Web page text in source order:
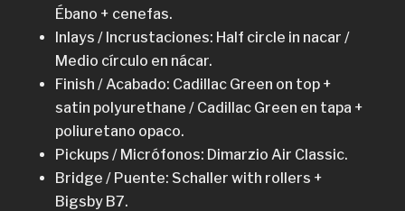
Ébano + cenefas.
Inlays / Incrustaciones: Half circle in nacar /
Medio círculo en nácar.
Finish / Acabado: Cadillac Green on top +
satin polyurethane / Cadillac Green en tapa +
poliuretano opaco.
Pickups / Micrófonos: Dimarzio Air Classic.
Bridge / Puente: Schaller with rollers +
Bigsby B7.